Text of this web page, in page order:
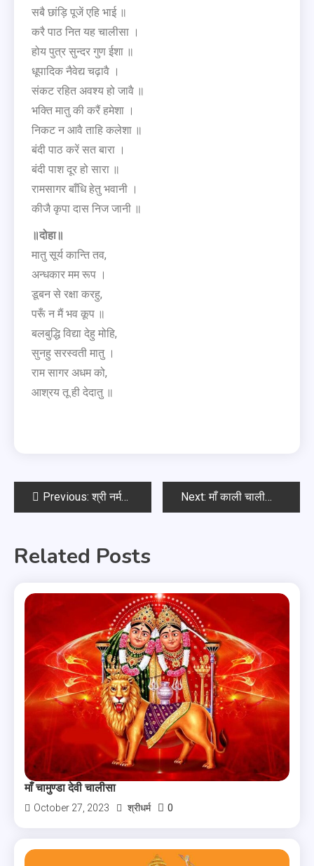
सबै छांड़ि पूजें एहि भाई ॥
करै पाठ नित यह चालीसा ।
होय पुत्र सुन्दर गुण ईशा ॥
धूपादिक नैवेद्य चढ़ावै ।
संकट रहित अवश्य हो जावै ॥
भक्ति मातु की करैं हमेशा ।
निकट न आवै ताहि कलेशा ॥
बंदी पाठ करें सत बारा ।
बंदी पाश दूर हो सारा ॥
रामसागर बाँधि हेतु भवानी ।
कीजै कृपा दास निज जानी ॥
॥दोहा॥
मातु सूर्य कान्ति तव,
अन्धकार मम रूप ।
डूबन से रक्षा करहु,
परूँ न मैं भव कूप ॥
बलबुद्धि विद्या देहु मोहि,
सुनहु सरस्वती मातु ।
राम सागर अधम को,
आश्रय तू ही देदातु ॥
Previous: श्री नर्मदा चालीसा Next: माँ काली चालीसा
Related Posts
माँ चामुण्डा देवी चालीसा
October 27, 2023 श्रीधर्म 0